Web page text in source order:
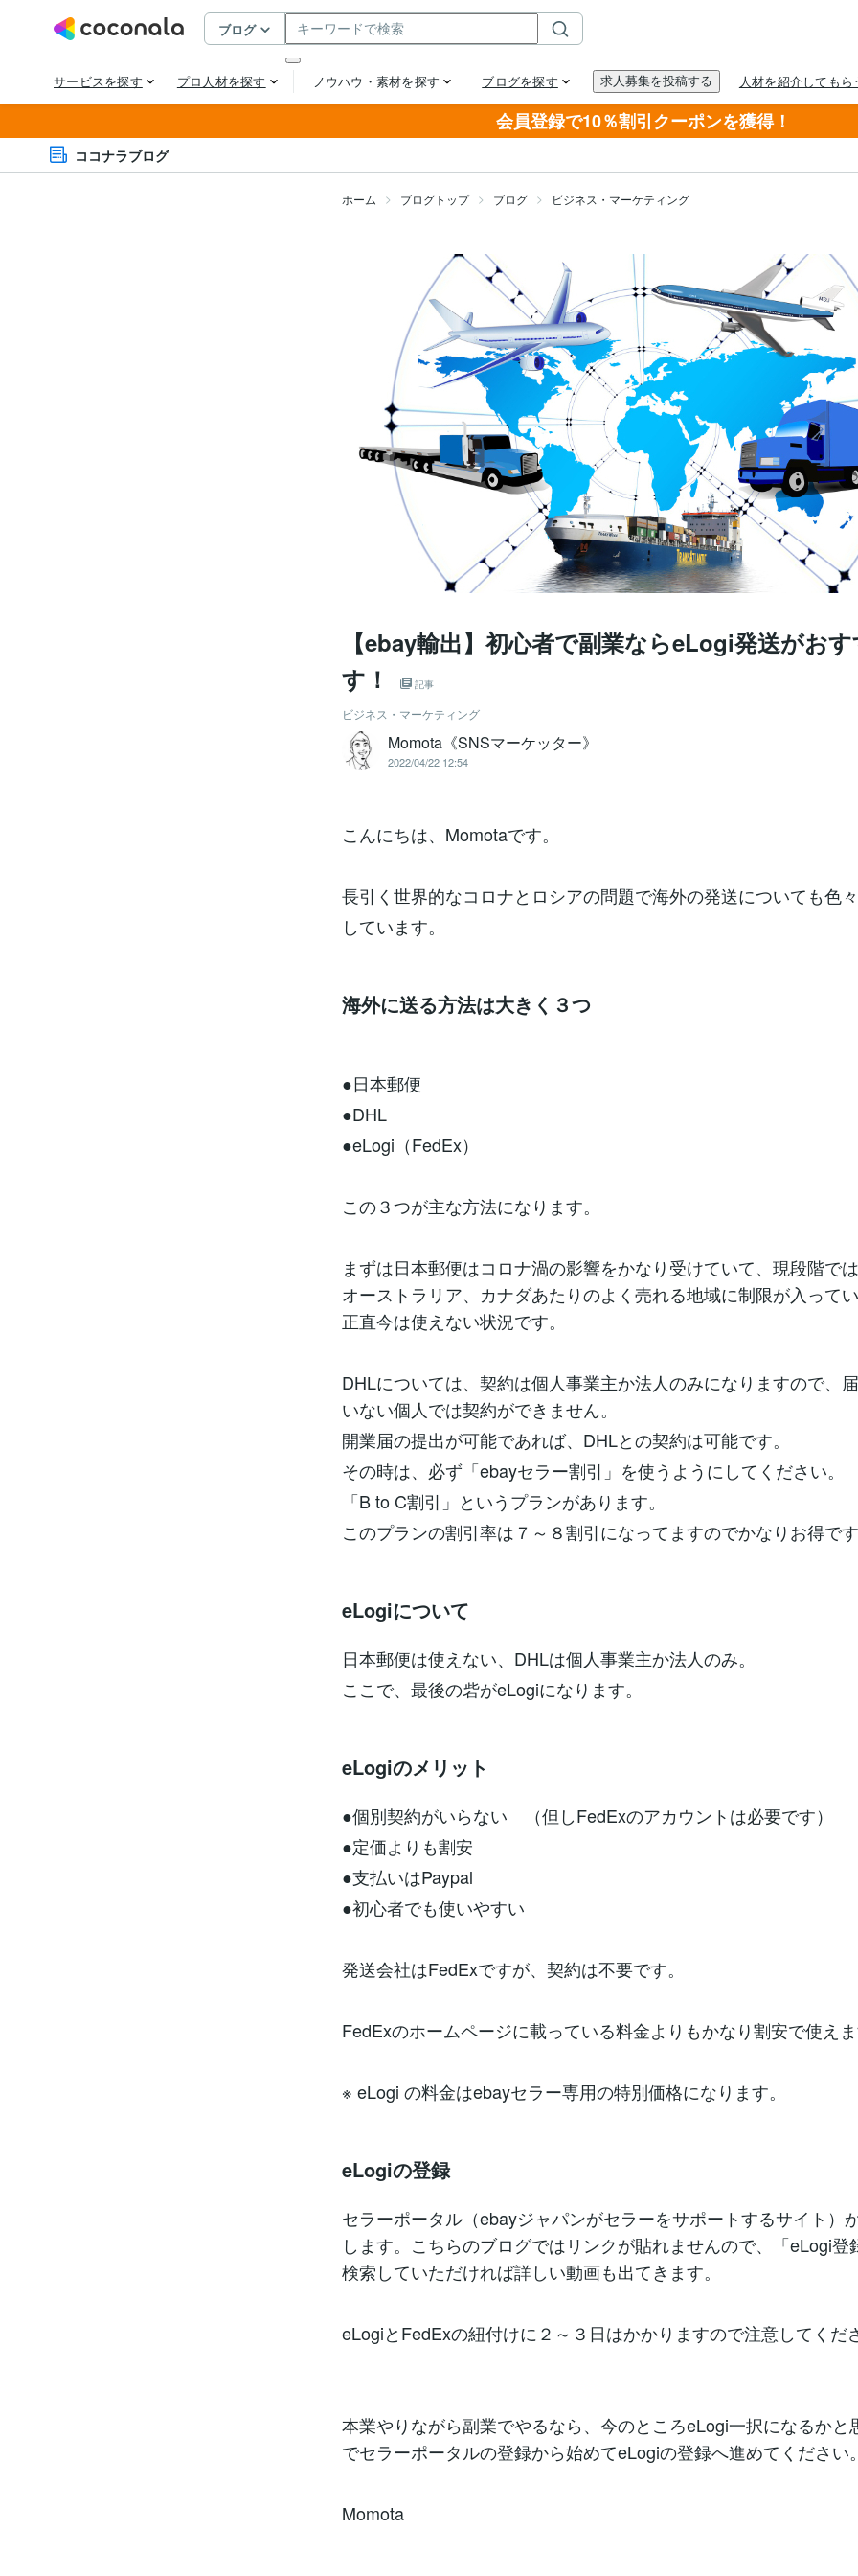
会員登録で10％割引クーポンを獲得！
ココナラブログ
ホーム ブログトップ ブログ ビジネス・マーケティング
【ebay輸出】初心者で副業ならeLogi発送がお
す！
記事
ビジネス・マーケティング
Momota《SNSマーケッター》
2022/04/22 12:54
こんにちは、Momotaです。
長引く世界的なコロナとロシアの問題で海外の発送についても色
しています。
海外に送る方法は大きく３つ
●日本郵便
●DHL
●eLogi（FedEx）
この３つが主な方法になります。
まずは日本郵便はコロナ渦の影響をかなり受けていて、現段階で
オーストラリア、カナダあたりのよく売れる地域に制限が入って
正直今は使えない状況です。
DHLについては、契約は個人事業主か法人のみになりますので、
いない個人では契約ができません。
開業届の提出が可能であれば、DHLとの契約は可能です。
その時は、必ず「ebayセラー割引」を使うようにしてください。
「B to C割引」というプランがあります。
このプランの割引率は７～８割引になってますのでかなりお得で
eLogiについて
日本郵便は使えない、DHLは個人事業主か法人のみ。
ここで、最後の砦がeLogiになります。
eLogiのメリット
●個別契約がいらない （但しFedExのアカウントは必要です）
●定価よりも割安
●支払いはPaypal
●初心者でも使いやすい
発送会社はFedExですが、契約は不要です。
FedExのホームページに載っている料金よりもかなり割安で使え
※ eLogi の料金はebayセラー専用の特別価格になります。
eLogiの登録
セラーポータル（ebayジャパンがセラーをサポートするサイト）
します。こちらのブログではリンクが貼れませんので、「eLogi登
検索していただければ詳しい動画も出てきます。
eLogiとFedExの紐付けに２～３日はかかりますので注意してくだ
本業やりながら副業でやるなら、今のところeLogi一択になるかと
でセラーポータルの登録から始めてeLogiの登録へ進めてください
Momota